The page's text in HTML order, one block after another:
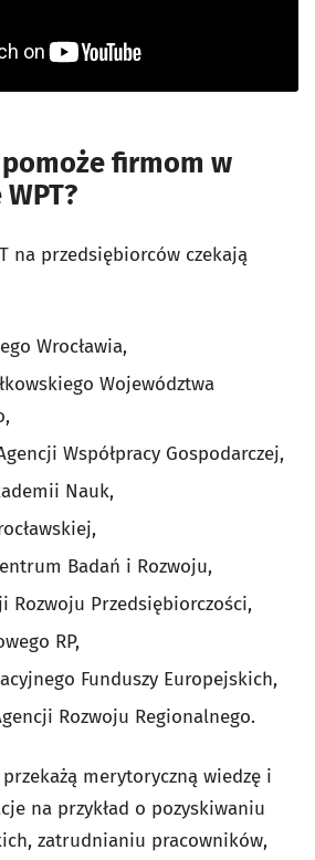
firmom w
na przedsiębiorców czekają
Wrocławia,
Województwa
Współpracy Gospodarczej,
Nauk,
Badań i Rozwoju,
Rozwoju Przedsiębiorczości,
RP,
Funduszy Europejskich,
Rozwoju Regionalnego.
merytoryczną wiedzę i
na przykład o pozyskiwaniu
zatrudnianiu pracowników,